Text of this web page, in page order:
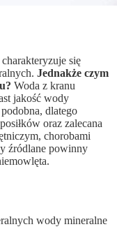
się
Jednakże czym
Woda z kranu
jakość wody
dlatego
oraz zalecana
chorobami
źródlane powinny
wody mineralne